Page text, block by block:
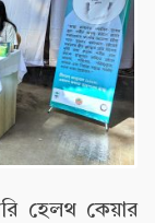
হেলথ কেয়ার